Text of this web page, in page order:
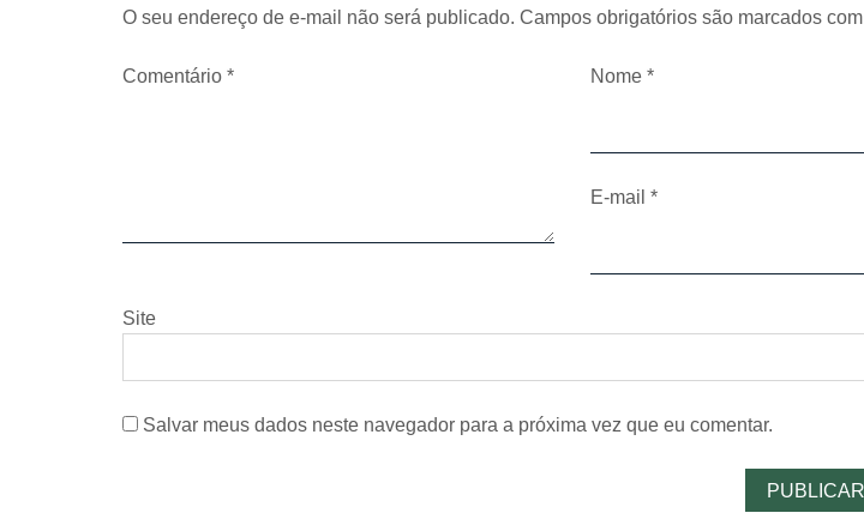
O seu endereço de e-mail não será publicado. Campos obrigatórios são marcados com
Comentário * Nome*
E-mail*
Site
Salvar meus dados neste navegador para a próxima vez que eu comentar.